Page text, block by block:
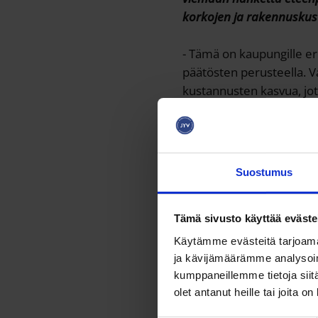
Suostumus
Tämä sivusto käyttää
Käytämme evästeitä
ja kävijämäärämme
kumppaneillemme tietoja
olet antanut heille tai joita
korkojen ja
- Tämä on kaupungille
päätösten perusteella.
kustannusten kasvua,
kuin valitusten
tiivistää.
Hallinto-